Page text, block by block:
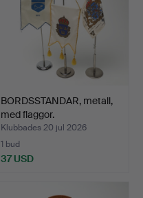
BORDSSTANDAR, metall,
med flaggor.
Klubbades 20 jul 2026
1 bud
37 USD